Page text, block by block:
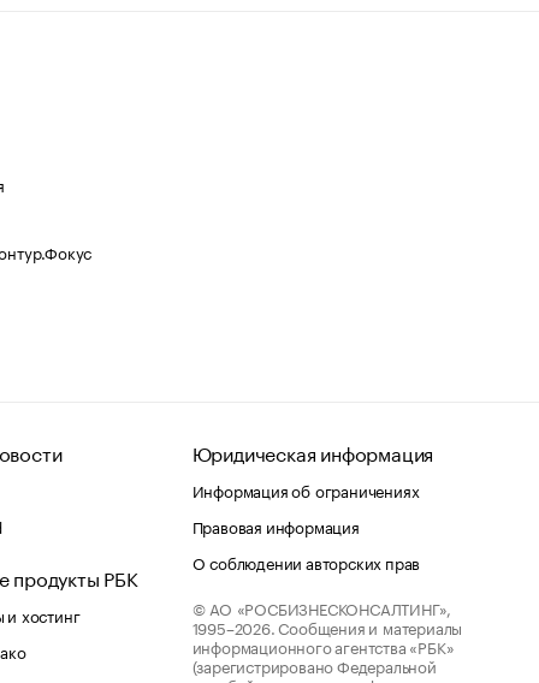
продукты РБК
хостинг
Юридическая информация
Информация об ограничениях
Правовая информация
О соблюдении авторских прав
© АО «РОСБИЗНЕСКОНСАЛТИНГ»,
1995–2026. Сообщения и материалы
информационного агентства «РБК»
(зарегистрировано Федеральной